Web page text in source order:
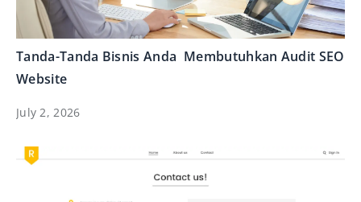
Tanda-Tanda Bisnis Anda Membutuhkan Audit SEO
Website
July 2, 2026